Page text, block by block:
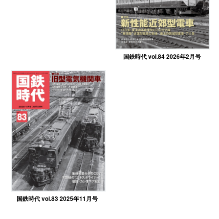
国鉄時代 vol.84 2026年2月号
国鉄時代 vol.83 2025年11月号